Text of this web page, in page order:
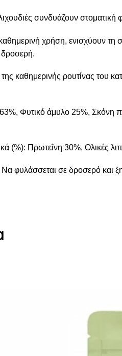
συνδυάζουν
καθημερινή χρήση, ενισχύουν τη
καθημερινής ρουτίνας του
Φυτικό άμυλο 25%, Σκόνη
(%): Πρωτεΐνη 30%, Ολικές
φυλάσσεται σε δροσερό και